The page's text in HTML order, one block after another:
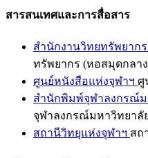
สารสนเทศและการสื่อสาร
สำนักงานวิทยทรัพยาก
ทรัพยากร (หอสมุดกลา
ศูนย์หนังสือแห่งจุฬาฯ ศู
สำนักพิมพ์จุฬาลงกรณ์ม
จุฬาลงกรณ์มหาวิทยาลั
สถานีวิทยุแห่งจุฬาฯ สถ